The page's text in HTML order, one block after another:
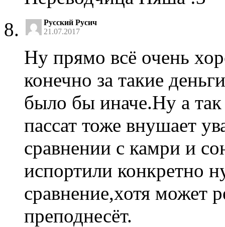
Русский Русич
21.07.2017
Ну прямо всё очень
конечно за такие
было бы иначе.Ну а
пассат тоже внушает
сравнении с камри и
испортили конкретно
сравнение,хотя может
преподнесёт.